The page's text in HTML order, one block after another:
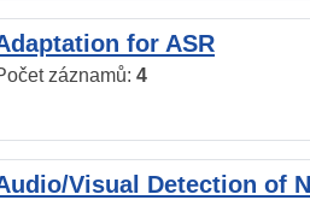
for ASR
záznamů: 4
Visual Detection of